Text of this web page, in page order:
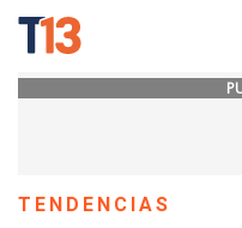
TENDENCIAS